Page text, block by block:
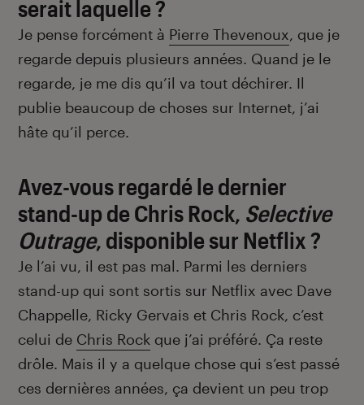
serait laquelle ?
Je pense forcément à Pierre Thevenoux, que je
regarde depuis plusieurs années. Quand je le
regarde, je me dis qu’il va tout déchirer. Il
publie beaucoup de choses sur Internet, j’ai
hâte qu’il perce.
Avez-vous regardé le dernier
stand-up de Chris Rock, Selective
Outrage, disponible sur Netflix ?
Je l’ai vu, il est pas mal. Parmi les derniers
stand-up qui sont sortis sur Netflix avec Dave
Chappelle, Ricky Gervais et Chris Rock, c’est
celui de Chris Rock que j’ai préféré. Ça reste
drôle. Mais il y a quelque chose qui s’est passé
ces dernières années, ça devient un peu trop